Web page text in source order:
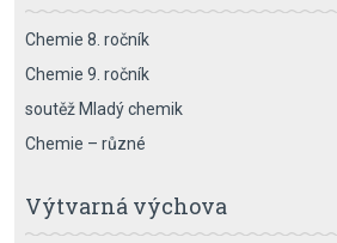
Chemie 8. ročník
Chemie 9. ročník
soutěž Mladý chemik
Chemie – různé
Výtvarná výchova